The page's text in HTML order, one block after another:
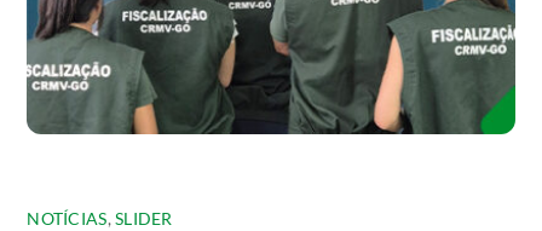
NOTÍCIAS,SLIDER